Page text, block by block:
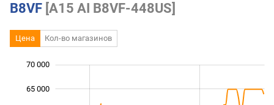
B8VF [A15 AI B8VF-448US]
Цена Кол-во магазинов
65 000
70 000